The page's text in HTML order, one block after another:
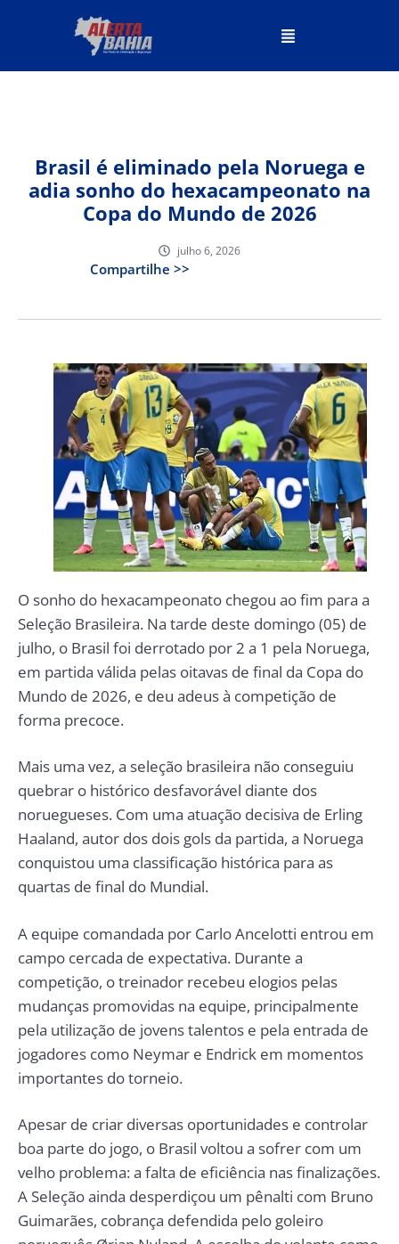
Brasil é eliminado pela Noruega e
adia sonho do hexacampeonato na
Copa do Mundo de 2026
julho 6, 2026
Compartilhe >>
O sonho do hexacampeonato chegou ao fim para a
Seleção Brasileira. Na tarde deste domingo (05) de
julho, o Brasil foi derrotado por 2 a 1 pela Noruega,
em partida válida pelas oitavas de final da Copa do
Mundo de 2026, e deu adeus à competição de
forma precoce.
Mais uma vez, a seleção brasileira não conseguiu
quebrar o histórico desfavorável diante dos
noruegueses. Com uma atuação decisiva de Erling
Haaland, autor dos dois gols da partida, a Noruega
conquistou uma classificação histórica para as
quartas de final do Mundial.
A equipe comandada por Carlo Ancelotti entrou em
campo cercada de expectativa. Durante a
competição, o treinador recebeu elogios pelas
mudanças promovidas na equipe, principalmente
pela utilização de jovens talentos e pela entrada de
jogadores como Neymar e Endrick em momentos
importantes do torneio.
Apesar de criar diversas oportunidades e controlar
boa parte do jogo, o Brasil voltou a sofrer com um
velho problema: a falta de eficiência nas finalizações.
A Seleção ainda desperdiçou um pênalti com Bruno
Guimarães, cobrança defendida pelo goleiro